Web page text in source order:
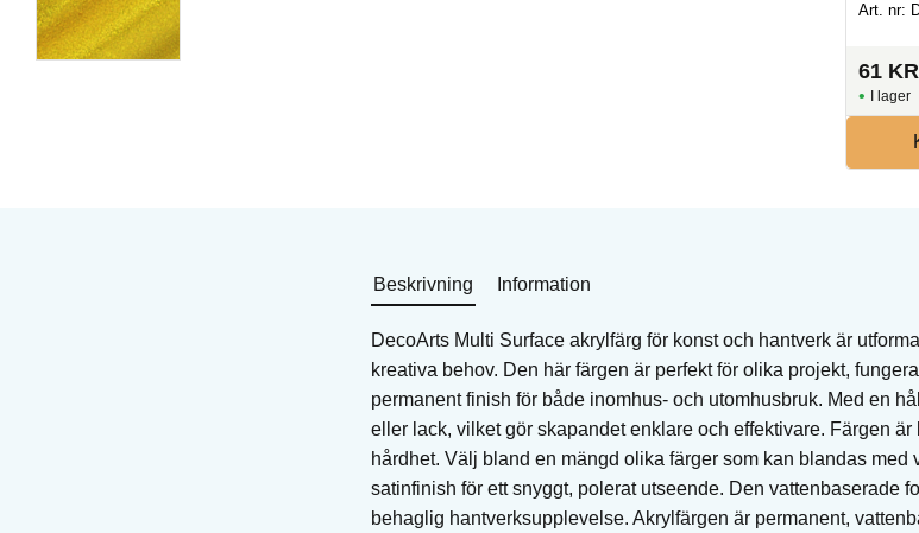
Art. nr: DPM01 Art. nr:
61 KR
I lager
Beskrivning Information
DecoArts Multi Surface akrylfärg för konst och hantverk är
kreativa behov. Den här färgen är perfekt för olika projekt,
permanent finish för både inomhus- och utomhusbruk. Med en
eller lack, vilket gör skapandet enklare och effektivare. Färgen
hårdhet. Välj bland en mängd olika färger som kan blandas med
satinfinish för ett snyggt, polerat utseende. Den vattenbaserade
behaglig hantverksupplevelse. Akrylfärgen är permanent,